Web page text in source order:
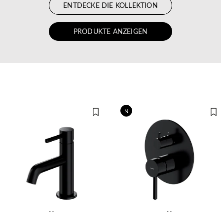
ENTDECKE DIE KOLLEKTION
PRODUKTE ANZEIGEN
N